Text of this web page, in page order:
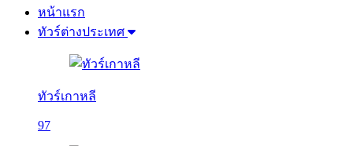
หน้าแรก
ทัวร์ต่างประเทศ
ทัวร์เกาหลี
97